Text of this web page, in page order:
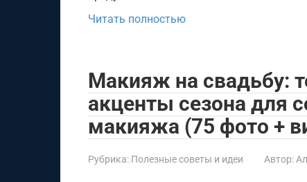
Читать полностью
Макияж на свадьбу:
акценты сезона для
макияжа (75 фото +
Рубрика: Полезные советы и идеи Автор: